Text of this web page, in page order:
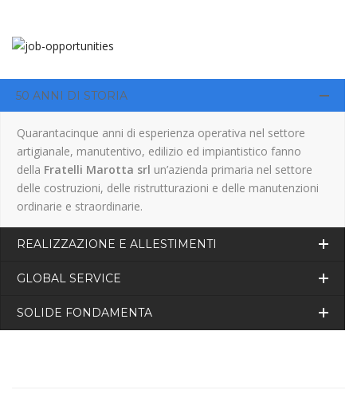
50 ANNI DI STORIA
Quarantacinque anni di esperienza operativa nel settore
artigianale, manutentivo, edilizio ed impiantistico fanno
della Fratelli Marotta srl un’azienda primaria nel settore
delle costruzioni, delle ristrutturazioni e delle manutenzioni
ordinarie e straordinarie.
REALIZZAZIONE E ALLESTIMENTI
GLOBAL SERVICE
SOLIDE FONDAMENTA